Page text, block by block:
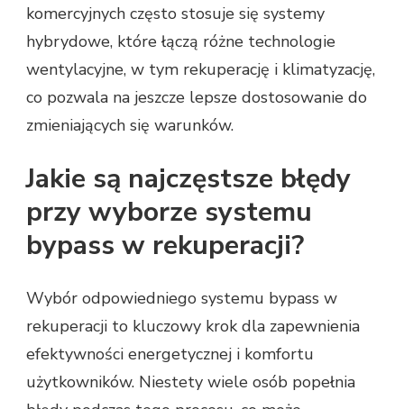
komercyjnych często stosuje się systemy
hybrydowe, które łączą różne technologie
wentylacyjne, w tym rekuperację i klimatyzację,
co pozwala na jeszcze lepsze dostosowanie do
zmieniających się warunków.
Jakie są najczęstsze błędy
przy wyborze systemu
bypass w rekuperacji?
Wybór odpowiedniego systemu bypass w
rekuperacji to kluczowy krok dla zapewnienia
efektywności energetycznej i komfortu
użytkowników. Niestety wiele osób popełnia